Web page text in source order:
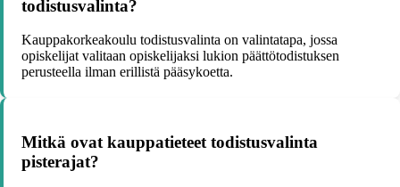
todistusvalinta?
Kauppakorkeakoulu todistusvalinta on valintatapa, jossa
opiskelijat valitaan opiskelijaksi lukion päättötodistuksen
perusteella ilman erillistä pääsykoetta.
Mitkä ovat kauppatieteet todistusvalinta
pisterajat?